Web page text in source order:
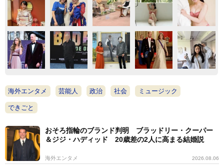
海外エンタメ 芸能人 政治 社会 ミュージック
できごと
おそろ指輪のブランド判明 ブラッドリー・クーパー
＆ジジ・ハディッド 20歳差の2人に高まる結婚説
海外エンタメ 2026.08.06